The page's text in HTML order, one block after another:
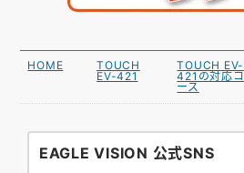
HOME
TOUCH
EV-421
TOUCH EV-
421の対応コ
ース
EAGLE VISION 公式SNS